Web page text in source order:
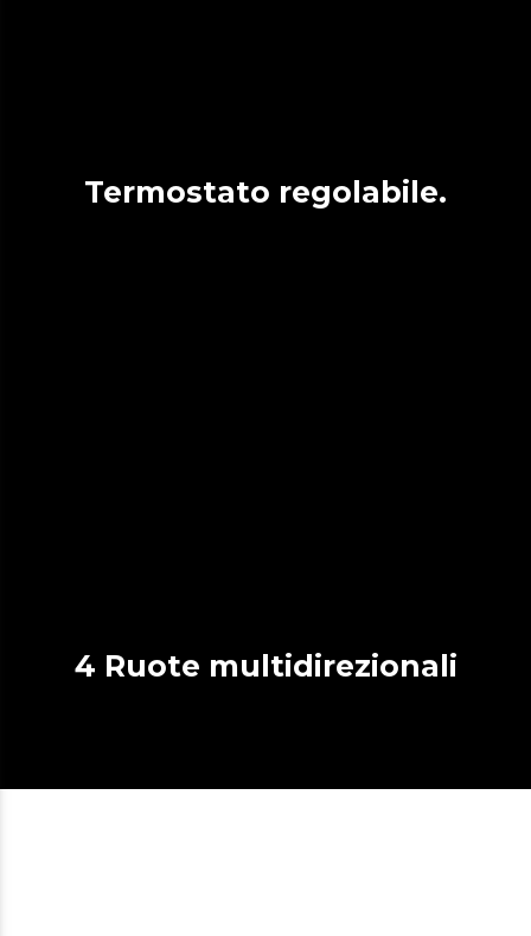
Termostato regolabile.
4 Ruote multidirezionali